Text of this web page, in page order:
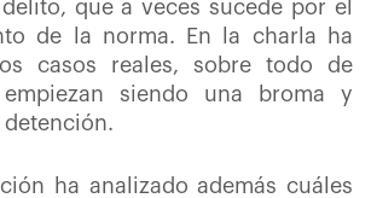
que a veces sucede por el
de la norma. En la charla ha
casos reales, sobre todo de
siendo una broma y
detención.
ha analizado además cuáles